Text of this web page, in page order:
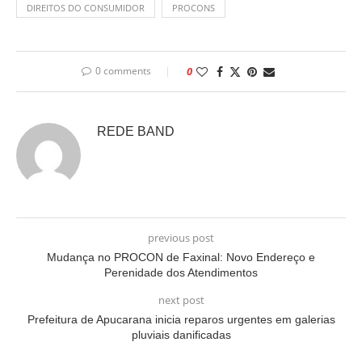
DIREITOS DO CONSUMIDOR PROCONS
0 comments 0
REDE BAND
previous post
Mudança no PROCON de Faxinal: Novo Endereço e
Perenidade dos Atendimentos
next post
Prefeitura de Apucarana inicia reparos urgentes em galerias
pluviais danificadas